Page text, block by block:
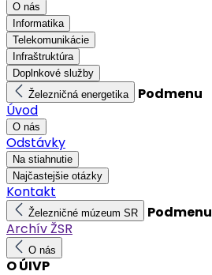
O nás
Informatika
Telekomunikácie
Infraštruktúra
Doplnkové služby
Železničná energetika
Podmenu
Úvod
O nás
Odstávky
Na stiahnutie
Najčastejšie otázky
Kontakt
Železničné múzeum SR
Podmenu
Archív ŽSR
O nás
O ÚIVP